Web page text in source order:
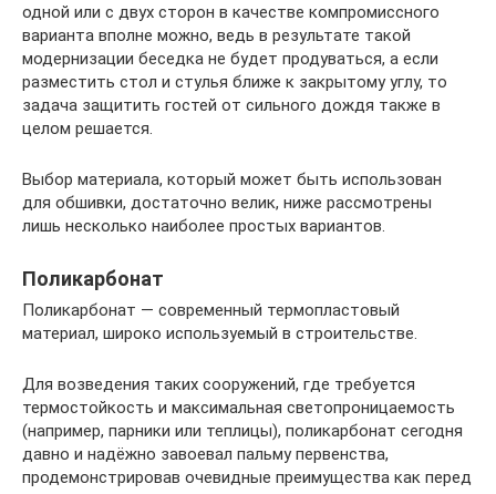
одной или с двух сторон в качестве компромиссного
варианта вполне можно, ведь в результате такой
модернизации беседка не будет продуваться, а если
разместить стол и стулья ближе к закрытому углу, то
задача защитить гостей от сильного дождя также в
целом решается.
Выбор материала, который может быть использован
для обшивки, достаточно велик, ниже рассмотрены
лишь несколько наиболее простых вариантов.
Поликарбонат
Поликарбонат — современный термопластовый
материал, широко используемый в строительстве.
Для возведения таких сооружений, где требуется
термостойкость и максимальная светопроницаемость
(например, парники или теплицы), поликарбонат сегодня
давно и надёжно завоевал пальму первенства,
продемонстрировав очевидные преимущества как перед